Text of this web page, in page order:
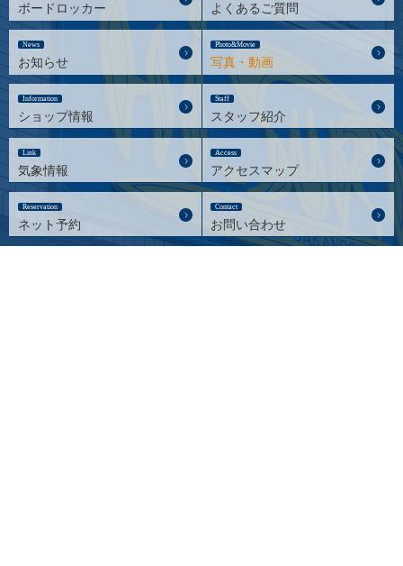
ボードロッカー よくあるご質問
News
お知らせ
Photo&Movie
写真・動画
Information
ショップ情報
Staff
スタッフ紹介
Link
気象情報
Access
アクセスマップ
Reservation
ネット予約
Contact
お問い合わせ